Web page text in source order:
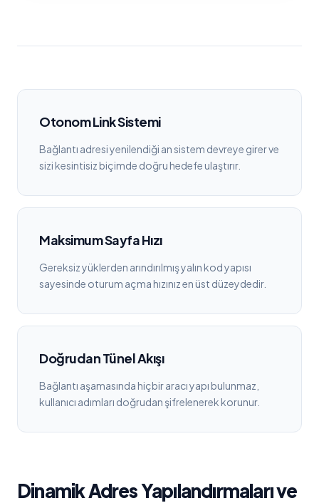
Otonom Link Sistemi
Bağlantı adresi yenilendiği an sistem devreye girer ve
sizi kesintisiz biçimde doğru hedefe ulaştırır.
Maksimum Sayfa Hızı
Gereksiz yüklerden arındırılmış yalın kod yapısı
sayesinde oturum açma hızınız en üst düzeydedir.
Doğrudan Tünel Akışı
Bağlantı aşamasında hiçbir aracı yapı bulunmaz,
kullanıcı adımları doğrudan şifrelenerek korunur.
Dinamik Adres Yapılandırmaları ve